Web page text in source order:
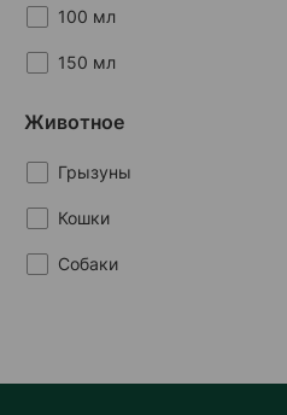
Зубная щетка
100 мл
150 мл
Животное
Грызуны
Кошки
Собаки